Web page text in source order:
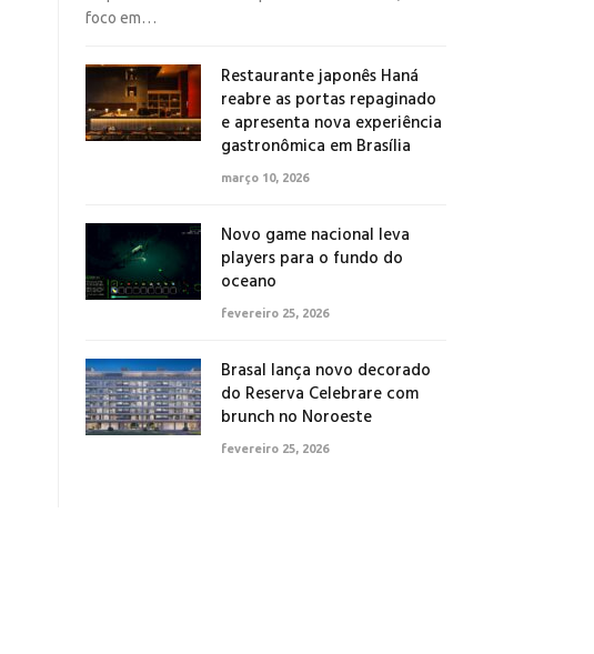
foco em…
Restaurante japonês Haná
reabre as portas repaginado
e apresenta nova experiência
gastronômica em Brasília
março 10, 2026
Novo game nacional leva
players para o fundo do
oceano
fevereiro 25, 2026
Brasal lança novo decorado
do Reserva Celebrare com
brunch no Noroeste
fevereiro 25, 2026